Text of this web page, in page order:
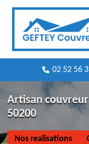
02 52 56
Artisan
50200
Nos realisations